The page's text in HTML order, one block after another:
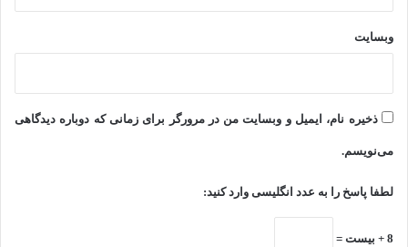
وبسایت
ذخیره نام، ایمیل و وبسایت من در مرورگر برای زمانی که دوباره دیدگاهی
می‌نویسم.
لطفا پاسخ را به عدد انگلیسی وارد کنید:
8 + بیست =